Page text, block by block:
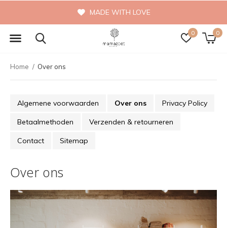
0 0
MADE WITH LOVE
Home Over ons
Algemene voorwaarden Over ons Privacy Policy
Betaalmethoden Verzenden & retourneren
Contact Sitemap
Over ons